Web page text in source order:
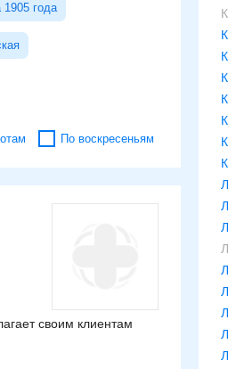
1905 года
По воскресеньям
своим клиентам